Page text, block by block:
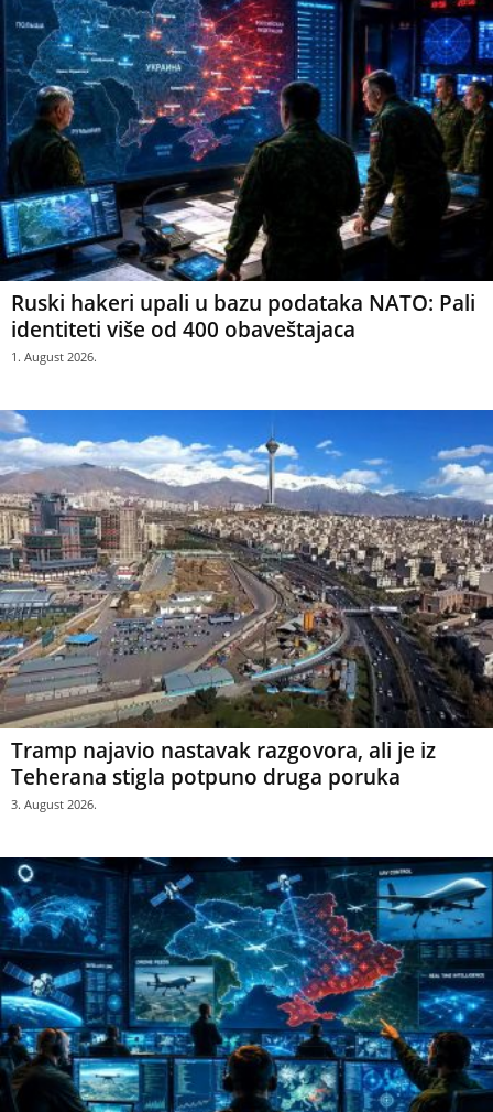
Ruski hakeri upali u bazu podataka NATO: Pali
identiteti više od 400 obaveštajaca
1. August 2026.
Tramp najavio nastavak razgovora, ali je iz
Teherana stigla potpuno druga poruka
3. August 2026.